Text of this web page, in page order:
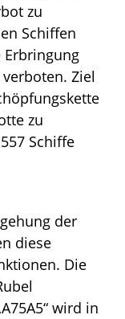
zu
Schiffen
Erbringung
Ziel
zu
Schiffe
der
diese
Die
wird in